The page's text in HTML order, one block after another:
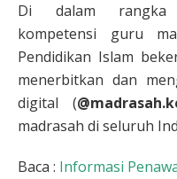
Di dalam rangka
kompetensi guru
Pendidikan Islam
menerbitkan dan
digital (
madrasah di seluruh
Baca : Informasi